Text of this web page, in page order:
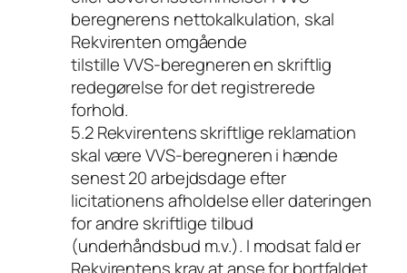
beregnerens nettokalkulation, skal
Rekvirenten omgående
tilstille VVS-beregneren en skriftlig
redegørelse for det registrerede
forhold.
5.2 Rekvirentens skriftlige reklamation
skal være VVS-beregneren i hænde
senest 20 arbejdsdage efter
licitationens afholdelse eller dateringen
for andre skriftlige tilbud
(underhåndsbud m.v.). I modsat fald er